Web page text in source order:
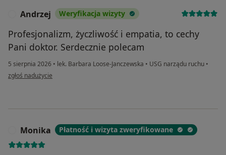
Andrzej Weryfikacja wizyty
Profesjonalizm, życzliwość i empatia, to cechy
Pani doktor. Serdecznie polecam
5 sierpnia 2026 • lek. Barbara Loose-Janczewska • USG narządu ruchu •
w opinii użytkownika Andrzej
zgłoś nadużycie
Monika Płatność i wizyta zweryfikowane